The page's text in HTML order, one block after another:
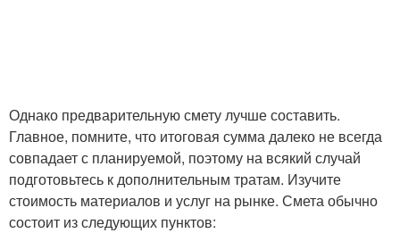
Однако предварительную смету лучше составить.
Главное, помните, что итоговая сумма далеко не всегда
совпадает с планируемой, поэтому на всякий случай
подготовьтесь к дополнительным тратам. Изучите
стоимость материалов и услуг на рынке. Смета обычно
состоит из следующих пунктов: